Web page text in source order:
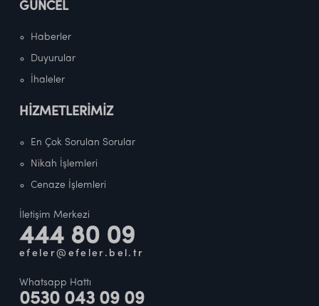
GÜNCEL
Haberler
Duyurular
İhaleler
HİZMETLERİMİZ
En Çok Sorulan Sorular
Nikah İşlemleri
Cenaze İşlemleri
İletişim Merkezi
444 80 09
efeler@efeler.bel.tr
Whatsapp Hattı
0530 043 09 09